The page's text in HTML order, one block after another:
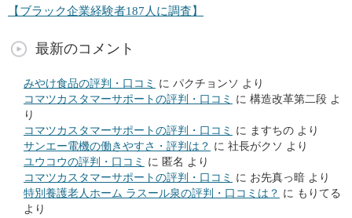
【ブラック企業経験者187人に調査】
最新のコメント
みやけ食品の評判・口コミ に パクチョンソ より
コマツカスタマーサポートの評判・口コミ に 構造改革第二段 よ
り
コマツカスタマーサポートの評判・口コミ に ますちの より
サンエー電機の働きやすさ・評判は？ に 社長がクソ より
ユウコウの評判・口コミ に 匿名 より
コマツカスタマーサポートの評判・口コミ に お先真っ暗 より
特別養護老人ホーム ラスール泉の評判・口コミは？ に もりてる
より